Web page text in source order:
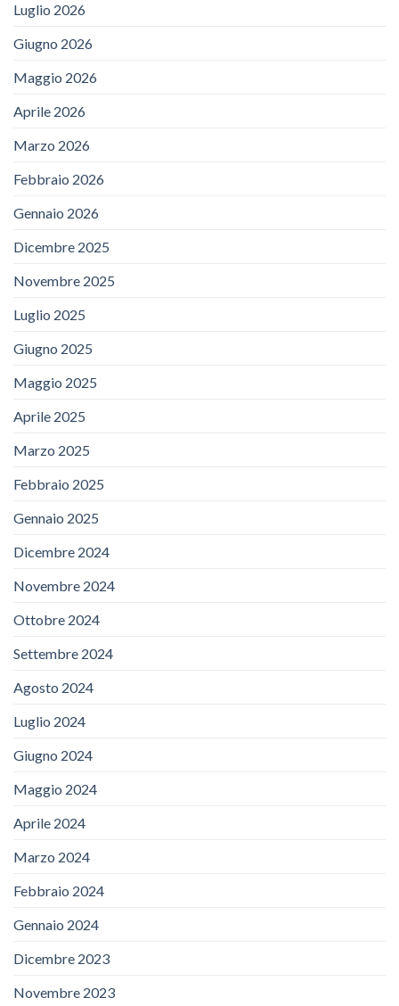
Luglio 2026
Giugno 2026
Maggio 2026
Aprile 2026
Marzo 2026
Febbraio 2026
Gennaio 2026
Dicembre 2025
Novembre 2025
Luglio 2025
Giugno 2025
Maggio 2025
Aprile 2025
Marzo 2025
Febbraio 2025
Gennaio 2025
Dicembre 2024
Novembre 2024
Ottobre 2024
Settembre 2024
Agosto 2024
Luglio 2024
Giugno 2024
Maggio 2024
Aprile 2024
Marzo 2024
Febbraio 2024
Gennaio 2024
Dicembre 2023
Novembre 2023